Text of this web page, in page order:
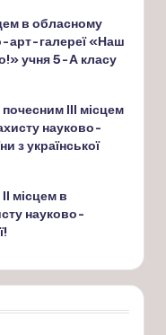
в обласному
арт-галереї «Наш
учня 5-А класу
ІІІ місцем
науково-
з української
місцем в
науково-